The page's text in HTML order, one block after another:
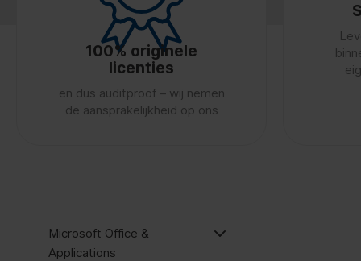
100% originele
licenties
en dus auditproof – wij nemen
de aansprakelijkheid op ons
Microsoft Office &
Applications